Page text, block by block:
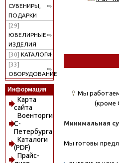
СУВЕНИРЫ,
ПОДАРКИ
[29]
ЮВЕЛИРНЫЕ
ИЗДЕЛИЯ
[30] КАТАЛОГИ
[33]
ОБОРУДОВАНИЕ
Информация
Карта
сайта
Военторги
С-
Петербурга
Каталоги
(PDF)
Прайс-
Мы работаем
(кроме
Минимальная
Мы готовы